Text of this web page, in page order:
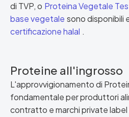
di TVP, o Proteina Vegetale
base vegetale sono disponibili
certificazione halal .
Proteine all'ingrosso
L'approvvigionamento di
fondamentale per produttori
contratto e marchi private label